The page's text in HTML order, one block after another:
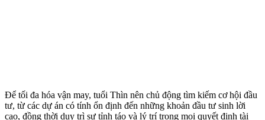
Để tối đa hóa vận may, tuổi Thìn nên chủ động tìm kiếm cơ hội đầu
tư, từ các dự án có tính ổn định đến những khoản đầu tư sinh lời
cao, đồng thời duy trì sự tỉnh táo và lý trí trong mọi quyết định tài